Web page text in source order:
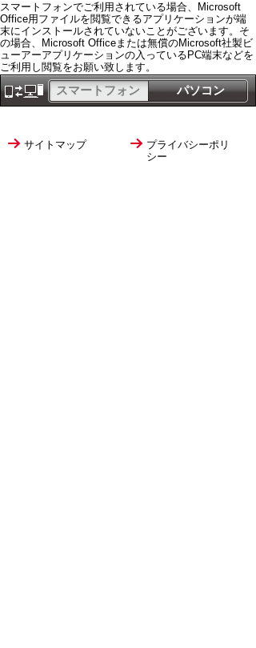
スマートフォンでご利用されている場合、Microsoft
Office用ファイルを閲覧できるアプリケーションが端
末にインストールされていないことがございます。そ
の場合、Microsoft Officeまたは無償のMicrosoft社製ビ
ューアーアプリケーションの入っているPC端末などを
ご利用し閲覧をお願い致します。
パソコン
スマートフォン
サイトマップ
プライバシーポリ
シー